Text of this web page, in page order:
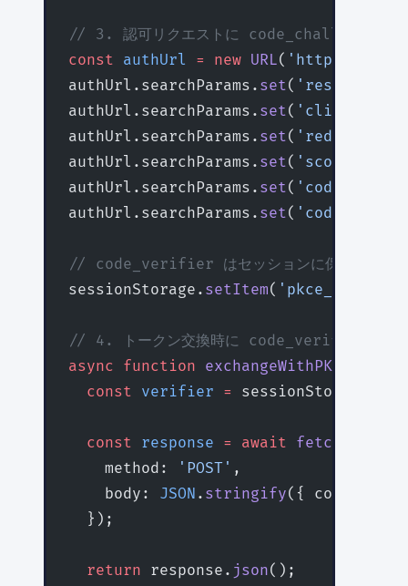
// 3. 認可リクエストに code_challenge を
const authUrl = new URL( 'https://
authUrl.searchParams. set(
authUrl.searchParams. set( 'client_id'
authUrl.searchParams. set(
authUrl.searchParams. set( 'scope'
authUrl.searchParams. set(
authUrl.searchParams. set(
// code_verifier はセッションに保存してお
sessionStorage. setItem(
// 4. トークン交換時に code_verifier を送
async function exchangeWithPKCE
  const
verifier = sessionStorage.
  const
response = await fetch
    method:
'POST' ,
    body:
JSON . stringify({ code,
  });
  return
response. json();